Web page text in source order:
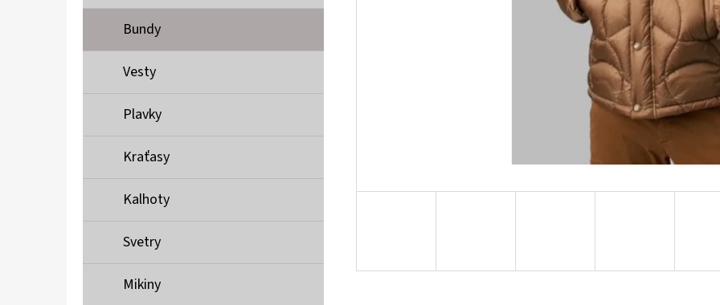
Bundy
Vesty
Plavky
Kraťasy
Kalhoty
Svetry
Mikiny